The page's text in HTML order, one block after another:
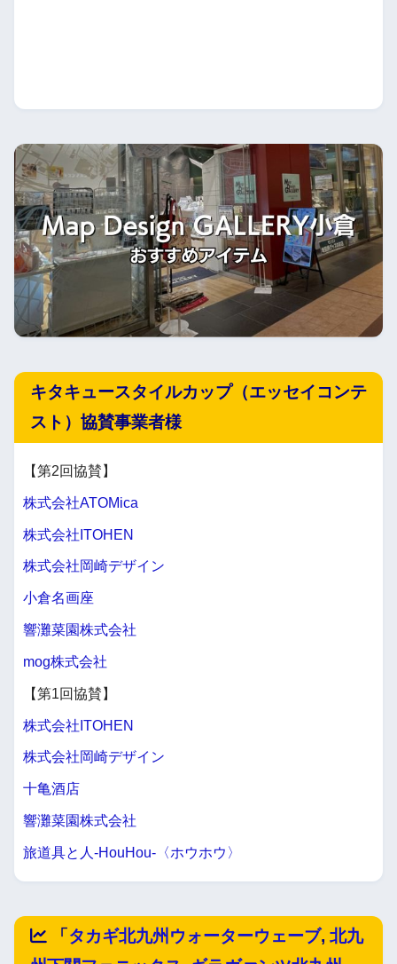
キタキュースタイルカップ（エッセイコンテ
スト）協賛事業者様
【第2回協賛】
株式会社ATOMica
株式会社ITOHEN
株式会社岡崎デザイン
小倉名画座
響灘菜園株式会社
mog株式会社
【第1回協賛】
株式会社ITOHEN
株式会社岡崎デザイン
十亀酒店
響灘菜園株式会社
旅道具と人-HouHou-〈ホウホウ〉
「 タカギ北九州ウォーターウェーブ, 北九